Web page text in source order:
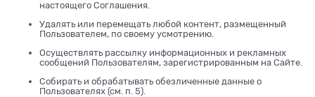
настоящего Соглашения.
Удалять или перемещать любой контент, размещенный
Пользователем, по своему усмотрению.
Осуществлять рассылку информационных и рекламных
сообщений Пользователям, зарегистрированным на Сайте.
Собирать и обрабатывать обезличенные данные о
Пользователях (см. п. 5).